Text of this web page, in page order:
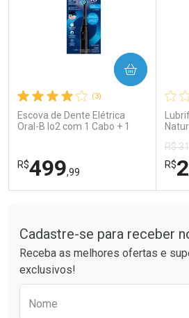
Comprar sem Desconto
Por R$ 189,99/cada
Comprar sem Desconto
Por R$ 189,99/cada
Por
Por
(3)
Escova de Dente Elétrica
Oral-B Io2 com 1 Cabo + 1
R$499,99
COMPRAR
Laboratório
Por Menos
R$
R$
Cadastre-se para receber
Receba as melhores ofertas e
exclusivos!
Nome